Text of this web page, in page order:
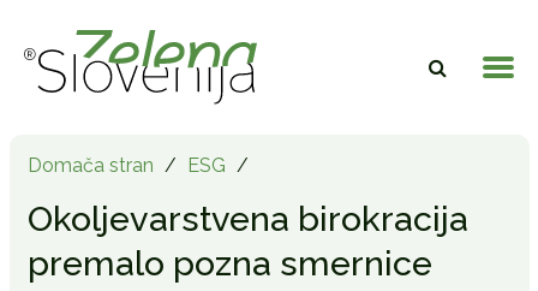
Domača stran / ESG /
Okoljevarstvena birokracija
premalo pozna smernice